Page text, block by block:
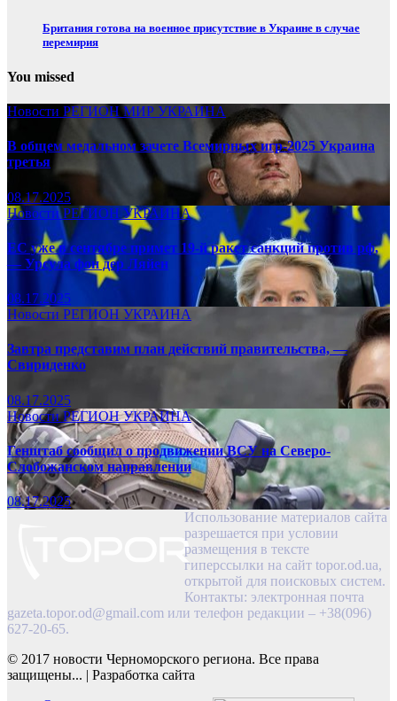
Британия готова на военное присутствие в Украине в случае
перемирия
You missed
Новости РЕГИОНМИР УКРАИНА
В общем медальном зачете Всемирных игр-2025 Украина
третья
08.17.2025
НовостиРЕГИОНУКРАИНА
ЕС уже в сентябре примет 19-й ракет санкций против рф,
— Урсула фон дер Ляйен
08.17.2025
Новости РЕГИОН УКРАИНА
Завтра представим план действий правительства, —
Свириденко
08.17.2025
НовостиРЕГИОНУКРАИНА
Генштаб сообщил о продвижении ВСУ на Северо-
Слобожанском направлении
08.17.2025
Использование материалов сайта
разрешается при условии
размещения в тексте
гиперссылки на сайт topor.od.ua,
открытой для поисковых систем.
Контакты: электронная почта
gazeta.topor.od@gmail.com или телефон редакции – +38(096)
627-20-65.
© 2017 новости Черноморского региона. Все права
защищены... | Разработка сайта